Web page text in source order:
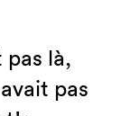
pas là,
avait pas